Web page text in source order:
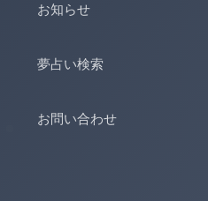
お知らせ
夢占い検索
お問い合わせ